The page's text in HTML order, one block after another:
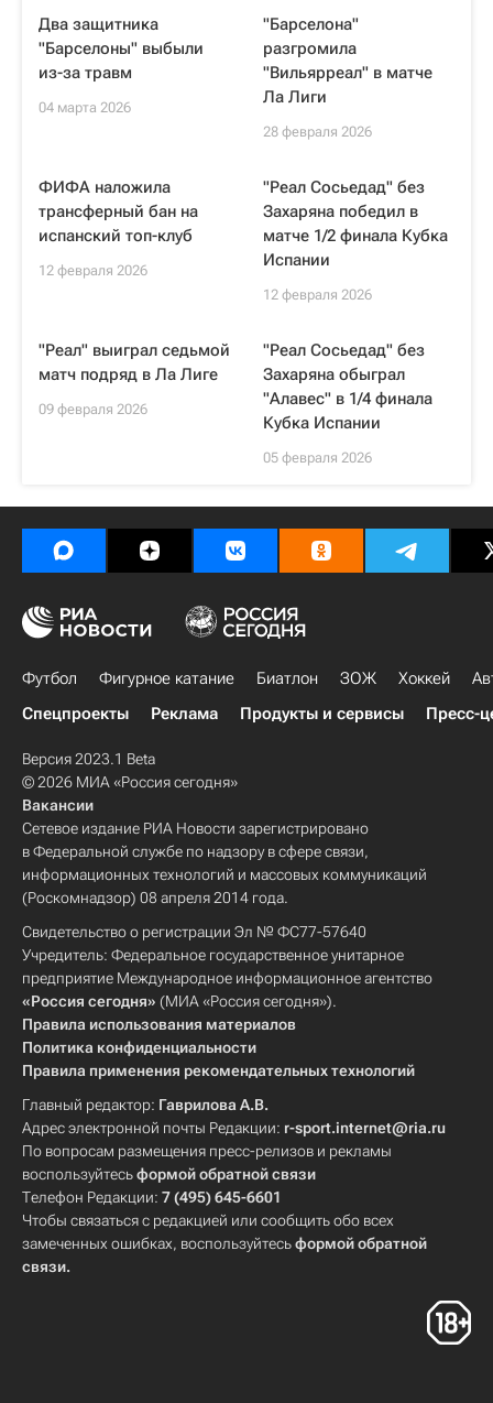
Два защитника
"Барселоны" выбыли
из-за травм
04 марта 2026
"Барселона"
разгромила
"Вильярреал" в матче
Ла Лиги
28 февраля 2026
ФИФА наложила
трансферный бан на
испанский топ-клуб
12 февраля 2026
"Реал Сосьедад" без
Захаряна победил в
матче 1/2 финала Кубка
Испании
12 февраля 2026
"Реал" выиграл седьмой
матч подряд в Ла Лиге
09 февраля 2026
"Реал Сосьедад" без
Захаряна обыграл
"Алавес" в 1/4 финала
Кубка Испании
05 февраля 2026
Футбол Фигурное катание Биатлон ЗОЖ Хоккей
Спецпроекты
Реклама Продукты и сервисы Пресс-
Версия 2023.1 Beta
© 2026 МИА «Россия сегодня»
Вакансии
Сетевое издание РИА Новости зарегистрировано
в Федеральной службе по надзору в сфере связи,
информационных технологий и массовых коммуникаций
(Роскомнадзор) 08 апреля 2014 года.
Свидетельство о регистрации Эл № ФС77-57640
Учредитель: Федеральное государственное унитарное
предприятие Международное информационное агентство
«Россия сегодня» (МИА «Россия сегодня»).
Правила использования материалов
Политика конфиденциальности
Правила применения рекомендательных технологий
Главный редактор: Гаврилова А.В.
Адрес электронной почты Редакции: r-sport.internet@ria.ru
По вопросам размещения пресс-релизов и рекламы
воспользуйтесьформой обратной связи
Телефон Редакции: 7 (495) 645-6601
Чтобы связаться с редакцией или сообщить обо всех
замеченных ошибках, воспользуйтесьформой обратной
связи.